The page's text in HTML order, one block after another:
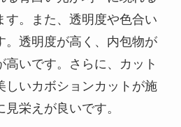
す。また、透明度や色合い
。透明度が高く、内包物が
高いです。さらに、カット
しいカボションカットが施
栄えが良いです。